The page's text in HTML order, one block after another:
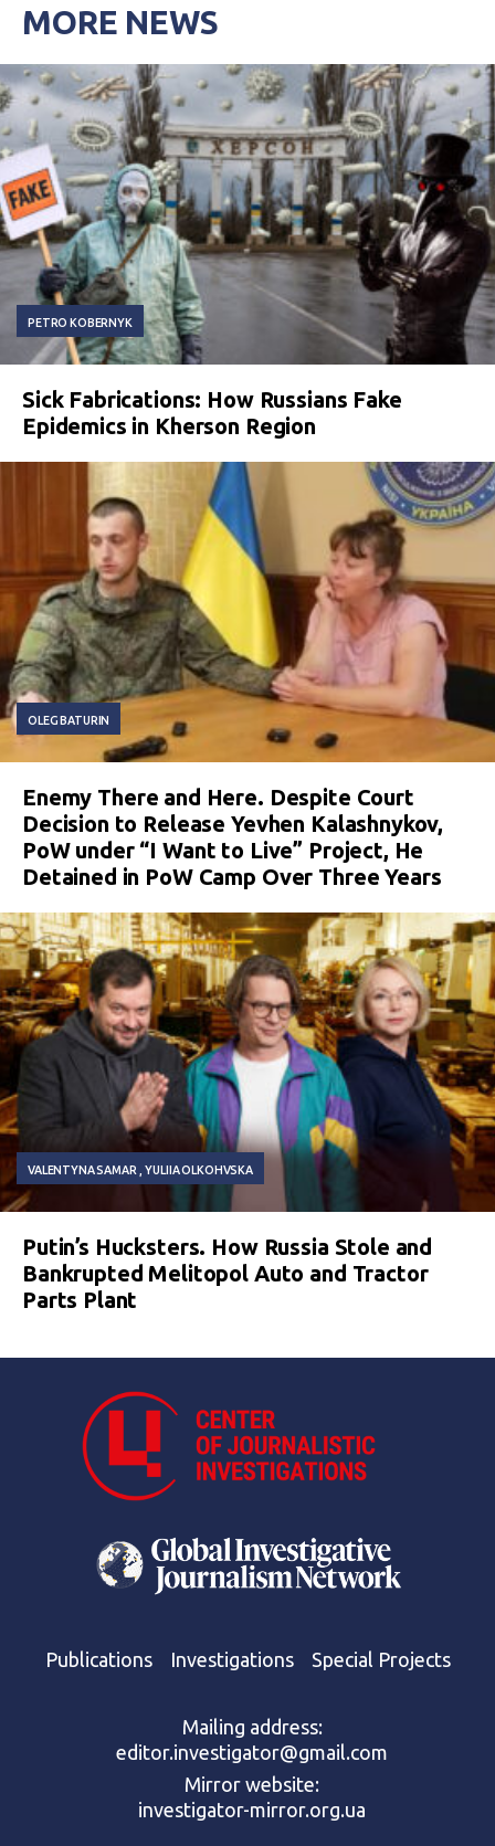
MORE NEWS
PETRO KOBERNYK
Sick Fabrications: How Russians Fake
Epidemics in Kherson Region
OLEG BATURIN
Enemy There and Here. Despite Court
Decision to Release Yevhen Kalashnykov,
PoW under “I Want to Live” Project, He
Detained in PoW Camp Over Three Years
VALENTYNA SAMAR YULIIA OLKOHVSKA
Putin’s Hucksters. How Russia Stole and
Bankrupted Melitopol Auto and Tractor
Parts Plant
Publications Investigations Special Projects
Mailing address:
editor.investigator@gmail.com
Mirror website:
investigator-mirror.org.ua